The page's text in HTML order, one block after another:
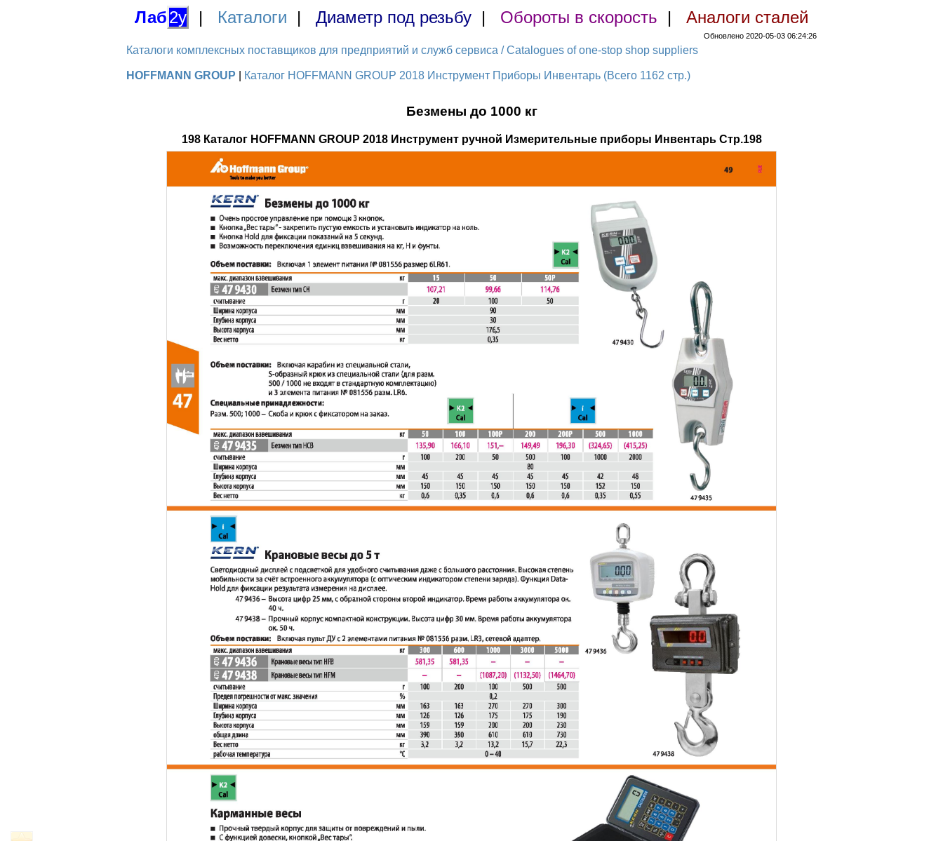
Лаб2у | Каталоги | Диаметр под резьбу | Обороты в скорость | Аналоги сталей
Обновлено 2020-05-03 06:24:26
Каталоги комплексных поставщиков для предприятий и служб сервиса / Catalogues of one-stop shop suppliers
HOFFMANN GROUP Каталог HOFFMANN GROUP 2018 Инструмент Приборы Инвентарь (Всего 1162 стр.)
Безмены до 1000 кг
198 Каталог HOFFMANN GROUP 2018 Инструмент ручной Измерительные приборы Инвентарь Стр.198